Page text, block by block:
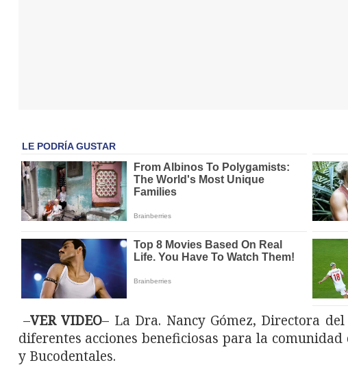
–VER VIDEO– La Dra. Nancy Gómez, Directora
diferentes acciones beneficiosas para la
y Bucodentales.